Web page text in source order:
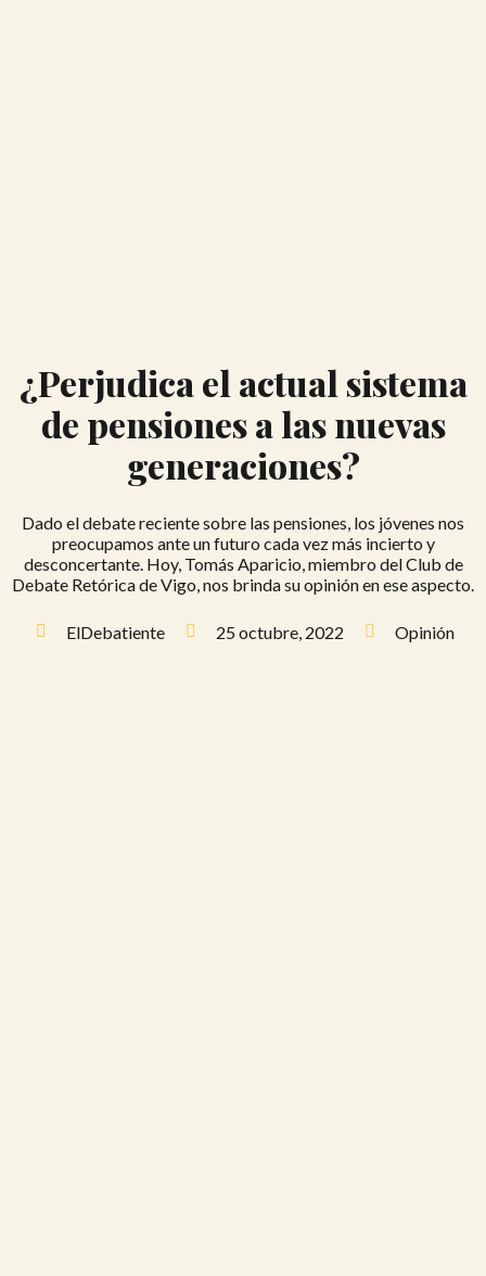
¿Perjudica el actual sistema
de pensiones a las nuevas
generaciones?
Dado el debate reciente sobre las pensiones, los jóvenes nos
preocupamos ante un futuro cada vez más incierto y
desconcertante. Hoy, Tomás Aparicio, miembro del Club de
Debate Retórica de Vigo, nos brinda su opinión en ese aspecto.
ElDebatiente 25 octubre, 2022 Opinión